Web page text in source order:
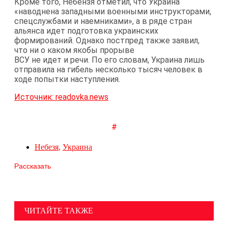
«наводнена западными военными инструкторами,
спецслужбами и наемниками», а в ряде стран
альянса идет подготовка украинских
формирований. Однако постпред также заявил,
что ни о каком якобы прорыве
ВСУ не идет и речи. По его словам, Украина лишь
отправила на гибель несколько тысяч человек в
ходе попытки наступления.
Источник: readovka.news
#
Небезя, Украина
Рассказать
ЧИТАЙТЕ ТАКЖЕ